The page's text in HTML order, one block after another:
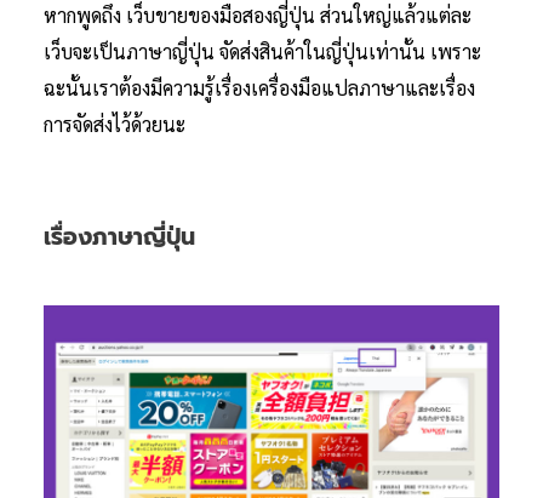
หากพูดถึง เว็บขายของมือสองญี่ปุ่น ส่วนใหญ่แล้วแต่ละ
เว็บจะเป็นภาษาญี่ปุ่น จัดส่งสินค้าในญี่ปุ่นเท่านั้น เพราะ
ฉะนั้นเราต้องมีความรู้เรื่องเครื่องมือแปลภาษาและเรื่อง
การจัดส่งไว้ด้วยนะ
เรื่องภาษาญี่ปุ่น